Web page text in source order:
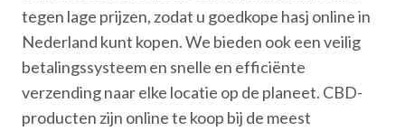
tegen lage prijzen, zodat u goedkope hasj online in
Nederland kunt kopen. We bieden ook een veilig
betalingssysteem en snelle en efficiënte
verzending naar elke locatie op de planeet. CBD-
producten zijn online te koop bij de meest